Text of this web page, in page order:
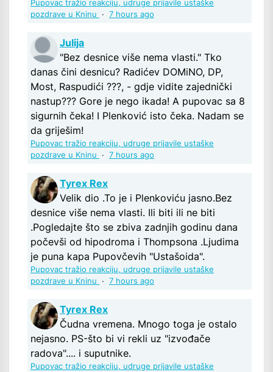
Pupovac tražio reakciju, udruge prijavile ustaške
pozdrave u Kninu
· 7 hours ago
Julija
"Bez desnice više nema vlasti." Tko
danas čini desnicu? Radićev DOMiNO, DP,
Most, Raspudići ???, - gdje vidite zajednički
nastup??? Gore je nego ikada! A pupovac sa 8
sigurnih čeka! I Plenković isto čeka. Nadam se
da griješim!
Pupovac tražio reakciju, udruge prijavile ustaške
pozdrave u Kninu
· 7 hours ago
Tyrex Rex
Velik dio .To je i Plenkoviću jasno.Bez
desnice više nema vlasti. Ili biti ili ne biti
.Pogledajte što se zbiva zadnjih godinu dana
počevši od hipodroma i Thompsona .Ljudima
je puna kapa Pupovčevih "Ustašoida".
Pupovac tražio reakciju, udruge prijavile ustaške
pozdrave u Kninu
· 7 hours ago
Tyrex Rex
Čudna vremena. Mnogo toga je ostalo
nejasno. PS-što bi vi rekli uz "izvođače
radova".... i suputnike.
Pupovac tražio reakciju, udruge prijavile ustaške